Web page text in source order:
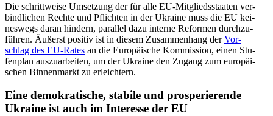
Die schritt­weise Umset­zung der für alle EU-Mit­glieds­staa­ten ver­
bind­li­chen Rechte und Pflich­ten in der Ukraine muss die EU kei­
nes­wegs daran hindern, par­al­lel dazu interne Refor­men durch­zu­
füh­ren. Äußerst positiv ist in diesem Zusam­men­hang derVor­
schlag des EU-Rates an die Euro­päi­sche Kom­mis­sion, einen Stu­
fen­plan aus­zu­ar­bei­ten, um der Ukraine den Zugang zum euro­päi­
schen Bin­nen­markt zu erleichtern.
Eine demo­kra­ti­sche, stabile und pro­spe­rie­rende
Ukraine ist auch im Inter­esse der EU